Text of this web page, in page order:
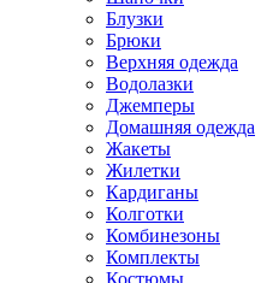
Блузки
Брюки
Верхняя одежда
Водолазки
Джемперы
Домашняя одежда
Жакеты
Жилетки
Кардиганы
Колготки
Комбинезоны
Комплекты
Костюмы